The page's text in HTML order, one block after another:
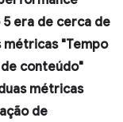
era de cerca de
métricas "Tempo
conteúdo"
métricas
de